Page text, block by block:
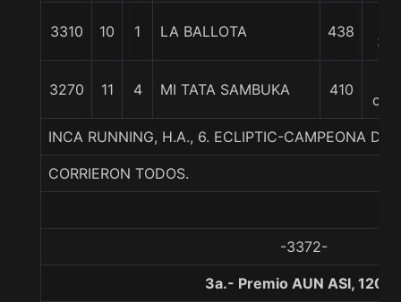
3310 10 1 LA BALLOTA 438
3/4
3270 11 4 MI TATA SAMBUKA 410
INCA RUNNING, H.A., 6. ECLIPTIC-CAMPEONA DE
CORRIERON TODOS.
-3372-
3a.- Premio AUN ASI, 1200